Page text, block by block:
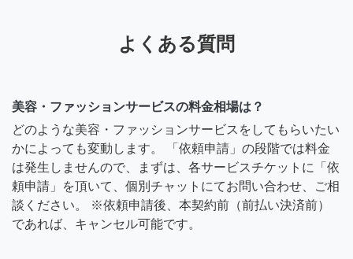
よくある質問
美容・ファッションサービスの料金相場は？
どのような美容・ファッションサービスをしてもらいたい
かによっても変動します。 「依頼申請」の段階では料金
は発生しませんので、まずは、各サービスチケットに「依
頼申請」を頂いて、個別チャットにてお問い合わせ、ご相
談ください。 ※依頼申請後、本契約前（前払い決済前）
であれば、キャンセル可能です。